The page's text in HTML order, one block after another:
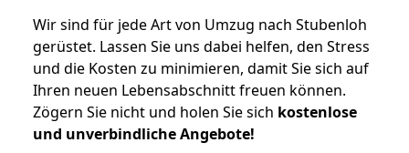
Wir sind für jede Art von Umzug nach Stubenloh
gerüstet. Lassen Sie uns dabei helfen, den Stress
und die Kosten zu minimieren, damit Sie sich auf
Ihren neuen Lebensabschnitt freuen können.
Zögern Sie nicht und holen Sie sich kostenlose
und unverbindliche Angebote!